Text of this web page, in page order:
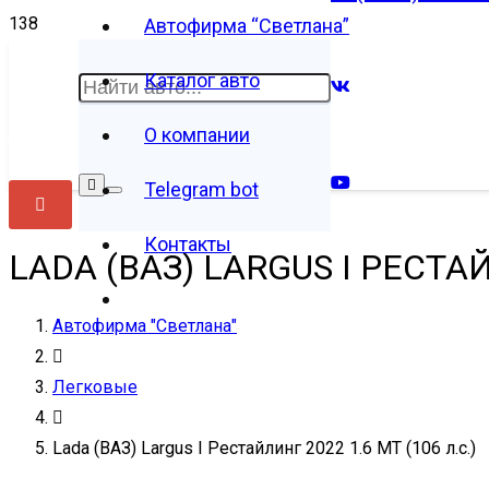
Автофирма “Светлана”
Каталог авто
О компании
Telegram bot
Контакты
LADA (ВАЗ) LARGUS I
Автофирма "Светлана"
Легковые
Lada (ВАЗ) Largus I Рестайлинг 2022 1.6 MT (106 л.с.)